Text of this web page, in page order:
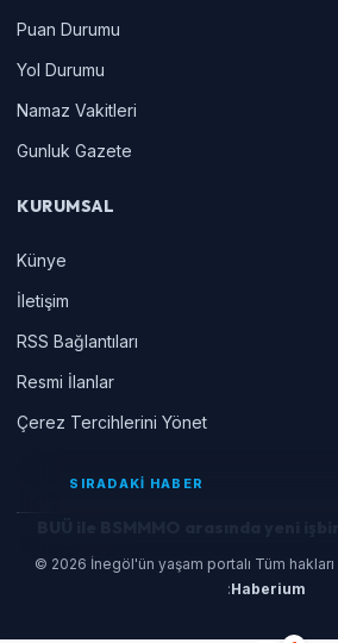
Puan Durumu
Yol Durumu
Namaz Vakitleri
Gunluk Gazete
KURUMSAL
Künye
İletişim
RSS Bağlantıları
Resmi İlanlar
Çerez Tercihlerini Yönet
© 2026 İnegöl'ün yaşam portalı Tüm hakları
:Haberium
SIRADAKİ HABER